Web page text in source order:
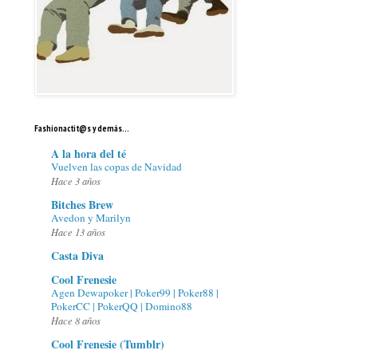
Fashionactit@s y demás...
A la hora del té
Vuelven las copas de Navidad
Hace 3 años
Bitches Brew
Avedon y Marilyn
Hace 13 años
Casta Diva
Cool Frenesie
Agen Dewapoker | Poker99 | Poker88 |
PokerCC | PokerQQ | Domino88
Hace 8 años
Cool Frenesie (Tumblr)